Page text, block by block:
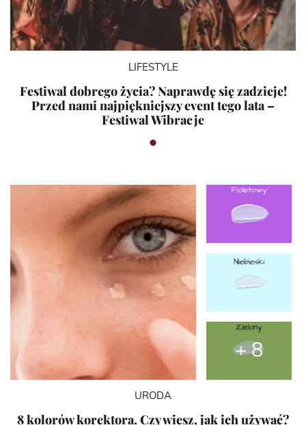
LIFESTYLE
Festiwal dobrego życia? Naprawdę się zadzieje!
Przed nami najpiękniejszy event tego lata –
Festiwal Wibracje
+ 8
URODA
8 kolorów korektora. Czy wiesz, jak ich używać?